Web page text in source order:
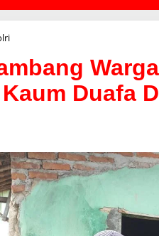
Polisi
Warga
Berikan
Bansos
Baju
Ditengah
PPKM
Duafa